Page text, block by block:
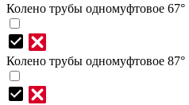
Колено трубы одномуфтовое 67°
Колено трубы одномуфтовое 87°